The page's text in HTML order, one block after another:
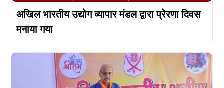
अखिल भारतीय उद्योग व्यापार मंडल द्वारा प्रेरणा दिवस
मनाया गया